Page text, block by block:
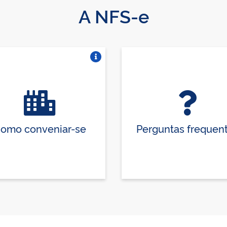
A NFS-e
conveniar-se Perguntas